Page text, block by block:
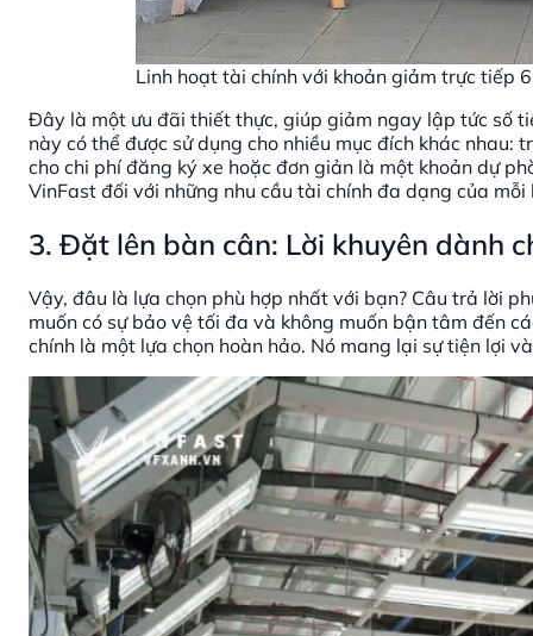
Linh hoạt tài chính với khoản giảm trực tiếp
Đây là một ưu đãi thiết thực, giúp giảm ngay lập tức số
này có thể được sử dụng cho nhiều mục đích khác
cho chi phí đăng ký xe hoặc đơn giản là một khoản dự
VinFast đối với những nhu cầu tài chính đa dạng của mỗi
3. Đặt lên bàn cân: Lời khuyên dành
Vậy, đâu là lựa chọn phù hợp nhất với bạn? Câu trả lời
muốn có sự bảo vệ tối đa và không muốn bận tâm đến
chính là một lựa chọn hoàn hảo. Nó mang lại sự tiện lợi